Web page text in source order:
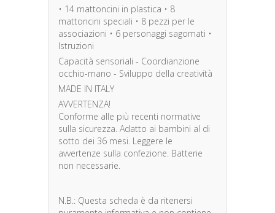
• 14 mattoncini in plastica • 8
mattoncini speciali • 8 pezzi per le
associazioni • 6 personaggi sagomati •
Istruzioni
Capacità sensoriali - Coordianzione
occhio-mano - Sviluppo della creatività
MADE IN ITALY
AVVERTENZA!
Conforme alle più recenti normative
sulla sicurezza. Adatto ai bambini al di
sotto dei 36 mesi. Leggere le
avvertenze sulla confezione. Batterie
non necessarie.
N.B.: Questa scheda è da ritenersi